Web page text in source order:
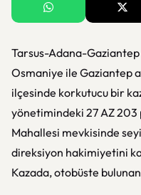
Tarsus-Adana-
Osmaniye ile Gaziantep
ilçesinde korkutucu bir
yönetimindeki 27 AZ 203
Mahallesi mevkisinde
direksiyon hakimiyetini
Kazada, otobüste